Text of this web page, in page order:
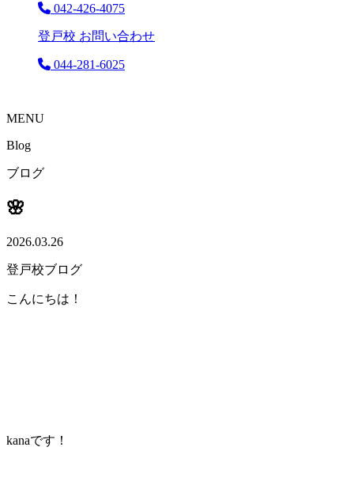
042-426-4075
登戸校 お問い合わせ
044-281-6025
MENU
Blog
ブログ
🌸
2026.03.26
登戸校ブログ
こんにちは！
kanaです！